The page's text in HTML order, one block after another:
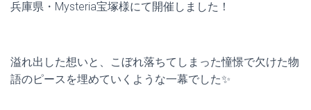
兵庫県・Mysteria宝塚様にて開催しました！
溢れ出した想いと、こぼれ落ちてしまった憧憬で欠けた物
語のピースを埋めていくような一幕でした✨